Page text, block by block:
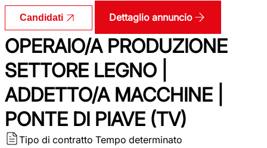
Candidati Dettaglio annuncio
OPERAIO/A PRODUZIONE
SETTORE LEGNO |
ADDETTO/A MACCHINE |
PONTE DI PIAVE (TV)
Tipo di contratto Tempo determinato